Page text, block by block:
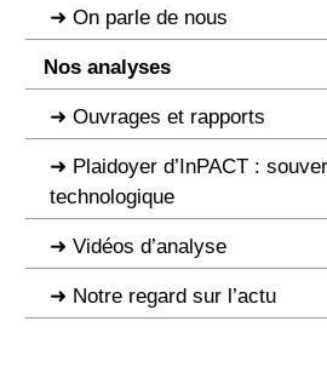
On parle de nous
Nos analyses
Ouvrages et rapports
Plaidoyer d’InPACT :
technologique
Vidéos d’analyse
Notre regard sur l’actu